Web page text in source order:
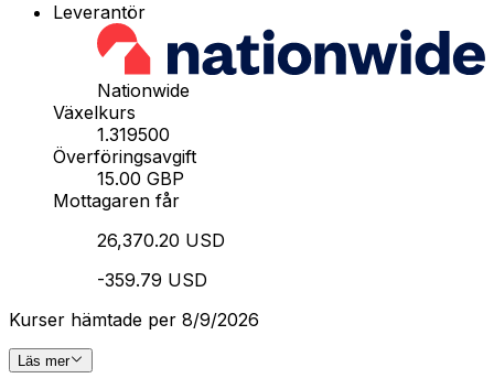
Leverantör
Nationwide
Växelkurs
1.319500
Överföringsavgift
15.00 GBP
Mottagaren får
26,370.20 USD
-359.79 USD
Kurser hämtade per 8/9/2026
Läs mer